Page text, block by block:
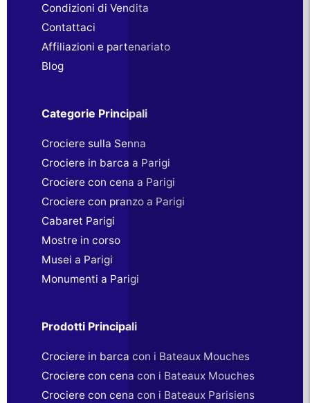
Condizioni di Vendita
Contattaci
Affiliazioni e partenariato
Blog
Categorie Principali
Crociere sulla Senna
Crociere in barca a Parigi
Crociere con cena a Parigi
Crociere con pranzo a Parigi
Cabaret Parigi
Mostre in corso
Musei a Parigi
Monumenti a Parigi
Prodotti Principali
Crociere in barca con i Bateaux Mouches
Crociere con cena con i Bateaux Mouches
Crociere con cena con i Bateaux Parisiens